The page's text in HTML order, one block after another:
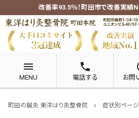
改善率93.5％！町田市で改善実績
menu
MENU
phone
電話する お問
町田の鍼灸 東洋はり灸整骨院 chevron_right 症状別ページ